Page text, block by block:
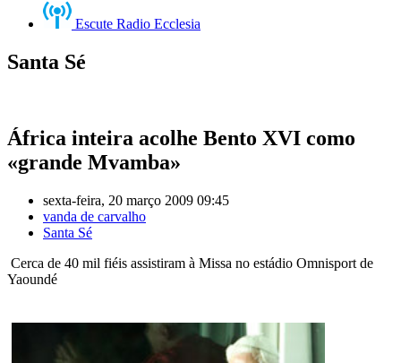
Escute Radio Ecclesia
Santa Sé
África inteira acolhe Bento XVI como
«grande Mvamba»
sexta-feira, 20 março 2009 09:45
vanda de carvalho
Santa Sé
Cerca de 40 mil fiéis assistiram à Missa no estádio Omnisport de
Yaoundé